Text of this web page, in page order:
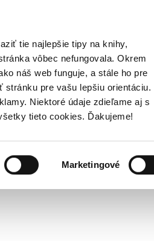
tie najlepšie tipy na knihy,
vôbec nefungovala. Okrem
náš web funguje, a stále ho pre
pre vašu lepšiu orientáciu.
Niektoré údaje zdieľame aj s
tieto cookies. Ďakujeme!
Marketingové